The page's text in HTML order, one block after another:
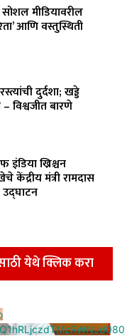
मीडियावरील
आणि वस्तुस्थिती
दुर्दशा; खड्डे
विश्वजीत बारणे
इंडिया ख्रिश्चन
केंद्रीय मंत्री रामदास
येथे क्लिक करा